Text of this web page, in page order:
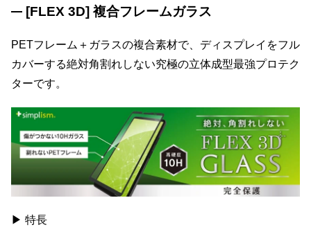
[FLEX 3D] 複合フレームガラス
PETフレーム＋ガラスの複合素材で、ディスプレイをフル
カバーする絶対角割れしない究極の立体成型最強プロテク
ターです。
▶ 特長